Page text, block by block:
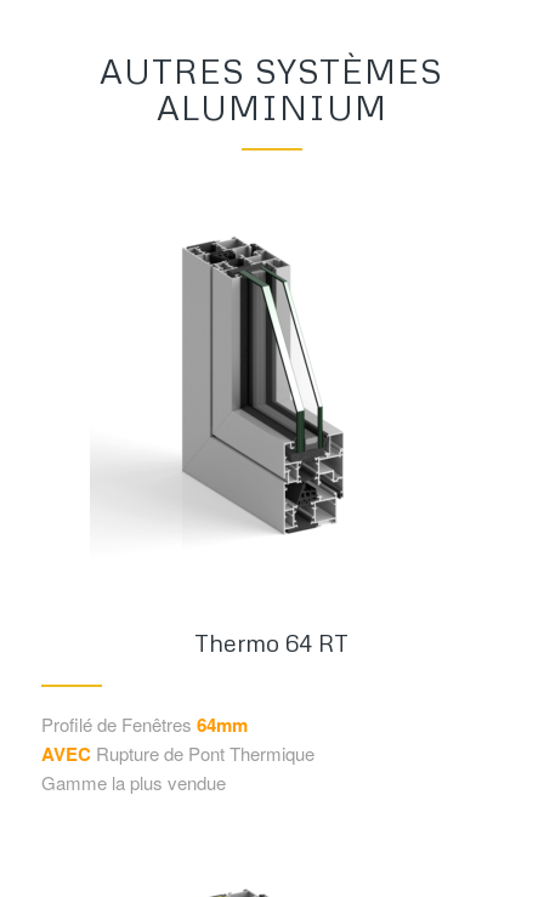
AUTRES SYSTÈMES
ALUMINIUM
Thermo 64 RT
Profilé de Fenêtres 64mm
AVECRupture de Pont Thermique
Gamme la plus vendue